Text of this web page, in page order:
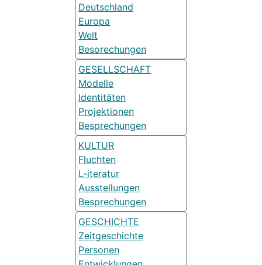
Deutschland
Europa
Welt
Besorechungen
GESELLSCHAFT
Modelle
Identitäten
Projektionen
Besprechungen
KULTUR
Fluchten
L-iteratur
Ausstellungen
Besprechungen
GESCHICHTE
Zeitgeschichte
Personen